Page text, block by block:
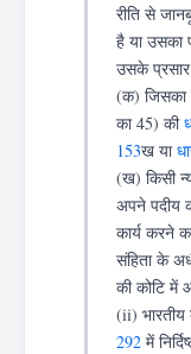
रीति से
है या उसका
उसके
(क) जिसका
का 45) की
153ख या
(ख) किसी
अपने पदीय
कार्य करने
संहिता के
की कोटि में
(ii)
292 में